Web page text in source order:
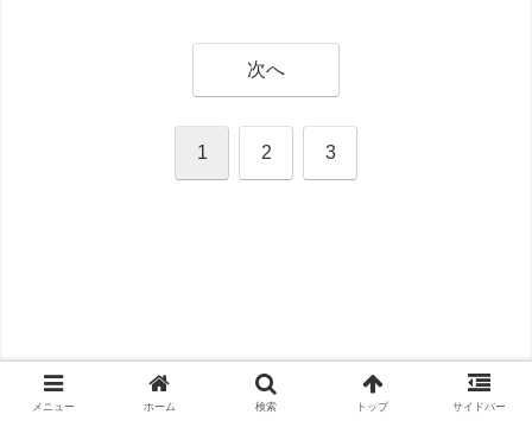
次へ
1 2 3
メニュー ホーム 検索 トップ サイドバー